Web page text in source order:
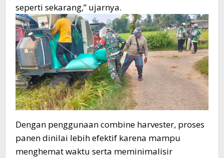
seperti sekarang,” ujarnya.
Dengan penggunaan combine harvester, proses
panen dinilai lebih efektif karena mampu
menghemat waktu serta meminimalisir